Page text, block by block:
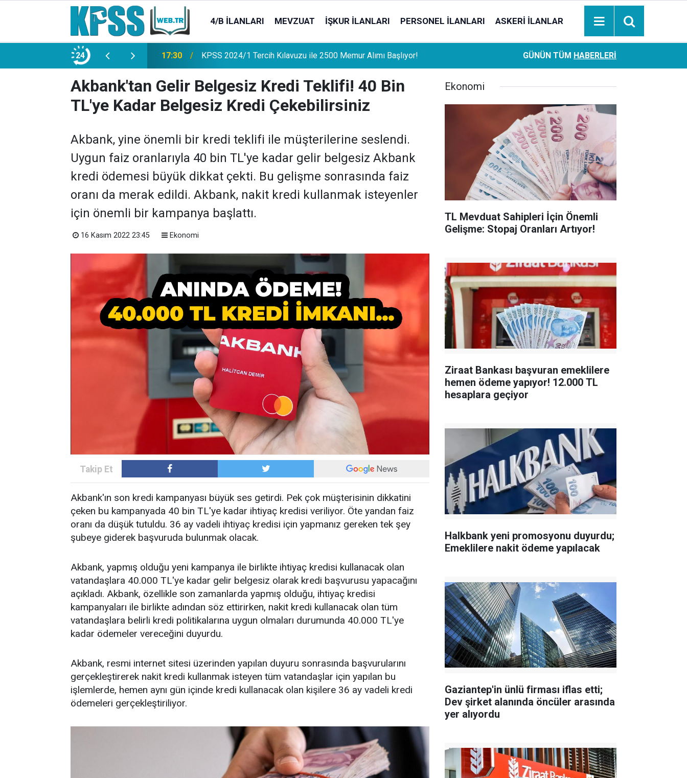
4/B İLANLARI MEVZUAT İŞKUR İLANLARI PERSONEL İLANLARI ASKERI İLANLAR
24
Memur Alımı Başlıyor! 21:20 TL Mevduat Sahipleri İçin Önemli Gelişme: Stopaj Oranları Artıyor!
Ziraat Bankası başvuran emeklilere hemen ödeme
hesaplara geçiyor
GÜNÜN TÜM HABERLERI
Akbank'tan Gelir Belgesiz Kredi Teklifi! 40 Bin
TL'ye Kadar Belgesiz Kredi Çekebilirsiniz
Akbank, yine önemli bir kredi teklifi ile müşterilerine seslendi.
Uygun faiz oranlarıyla 40 bin TL'ye kadar gelir belgesiz Akbank
kredi ödemesi büyük dikkat çekti. Bu gelişme sonrasında faiz
oranı da merak edildi. Akbank, nakit kredi kullanmak isteyenler
için önemli bir kampanya başlattı.
16 Kasım 2022 23:45 Ekonomi
Akbank'ın son kredi kampanyası büyük ses getirdi. Pek çok müşterisinin dikkatini
çeken bu kampanyada 40 bin TL'ye kadar ihtiyaç kredisi veriliyor. Öte yandan faiz
oranı da düşük tutuldu. 36 ay vadeli ihtiyaç kredisi için yapmanız gereken tek şey
şubeye giderek başvuruda bulunmak olacak.
Akbank, yapmış olduğu yeni kampanya ile birlikte ihtiyaç kredisi kullanacak olan
vatandaşlara 40.000 TL'ye kadar gelir belgesiz olarak kredi başvurusu yapacağını
açıkladı. Akbank, özellikle son zamanlarda yapmış olduğu, ihtiyaç kredisi
kampanyaları ile birlikte adından söz ettirirken, nakit kredi kullanacak olan tüm
vatandaşlara belirli kredi politikalarına uygun olmaları durumunda 40.000 TL'ye
kadar ödemeler vereceğini duyurdu.
Akbank, resmi internet sitesi üzerinden yapılan duyuru sonrasında başvurularını
gerçekleştirerek nakit kredi kullanmak isteyen tüm vatandaşlar için yapılan bu
işlemlerde, hemen aynı gün içinde kredi kullanacak olan kişilere 36 ay vadeli kredi
ödemeleri gerçekleştiriliyor.
Ekonomi
TL Mevduat Sahipleri İçin Önemli
Gelişme: Stopaj Oranları Artıyor!
Ziraat Bankası başvuran emeklilere
hemen ödeme yapıyor! 12.000 TL
hesaplara geçiyor
Halkbank yeni promosyonu duyurdu;
Emeklilere nakit ödeme yapılacak
Gaziantep'in ünlü firması iflas etti;
Dev şirket alanında öncüler arasında
yer alıyordu